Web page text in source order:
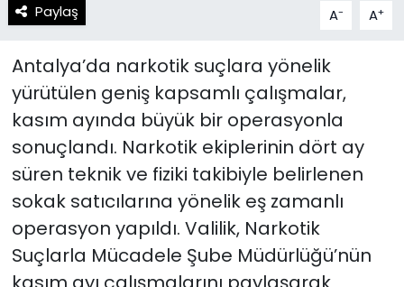
Paylaş A- A+
Antalya’da narkotik suçlara yönelik
yürütülen geniş kapsamlı çalışmalar,
kasım ayında büyük bir operasyonla
sonuçlandı. Narkotik ekiplerinin dört ay
süren teknik ve fiziki takibiyle belirlenen
sokak satıcılarına yönelik eş zamanlı
operasyon yapıldı. Valilik, Narkotik
Suçlarla Mücadele Şube Müdürlüğü’nün